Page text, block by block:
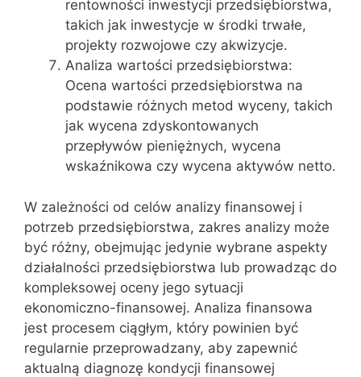
rentowności inwestycji przedsiębiorstwa,
takich jak inwestycje w środki trwałe,
projekty rozwojowe czy akwizycje.
Analiza wartości przedsiębiorstwa:
Ocena wartości przedsiębiorstwa na
podstawie różnych metod wyceny, takich
jak wycena zdyskontowanych
przepływów pieniężnych, wycena
wskaźnikowa czy wycena aktywów netto.
W zależności od celów analizy finansowej i
potrzeb przedsiębiorstwa, zakres analizy może
być różny, obejmując jedynie wybrane aspekty
działalności przedsiębiorstwa lub prowadząc do
kompleksowej oceny jego sytuacji
ekonomiczno-finansowej. Analiza finansowa
jest procesem ciągłym, który powinien być
regularnie przeprowadzany, aby zapewnić
aktualną diagnozę kondycji finansowej